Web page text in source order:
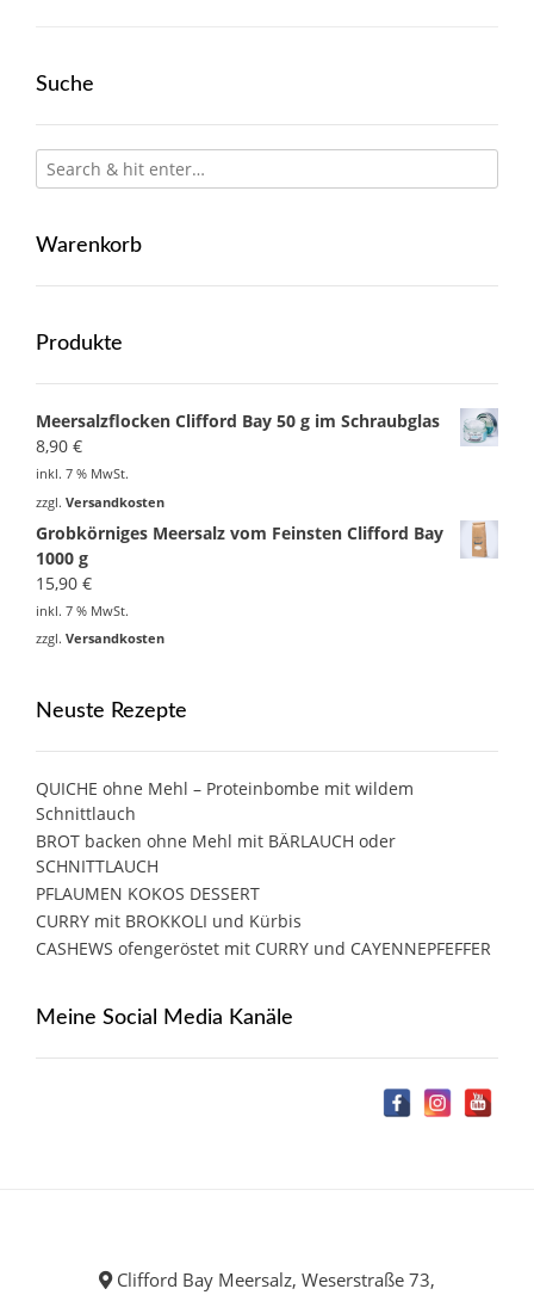
Suche
Warenkorb
Produkte
Meersalzflocken Clifford Bay 50 g im Schraubglas
8,90 €
inkl. 7 % MwSt.
zzgl. Versandkosten
Grobkörniges Meersalz vom Feinsten Clifford Bay
1000 g
15,90 €
inkl. 7 % MwSt.
zzgl. Versandkosten
Neuste Rezepte
QUICHE ohne Mehl – Proteinbombe mit wildem
Schnittlauch
BROT backen ohne Mehl mit BÄRLAUCH oder
SCHNITTLAUCH
PFLAUMEN KOKOS DESSERT
CURRY mit BROKKOLI und Kürbis
CASHEWS ofengeröstet mit CURRY und CAYENNEPFEFFER
Meine Social Media Kanäle
Clifford Bay Meersalz, Weserstraße 73,